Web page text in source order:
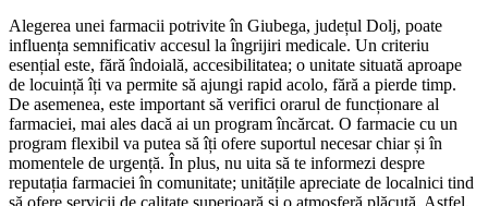
Alegerea unei farmacii potrivite în Giubega, județul Dolj, poate
influența semnificativ accesul la îngrijiri medicale. Un criteriu
esențial este, fără îndoială, accesibilitatea; o unitate situată aproape
de locuință îți va permite să ajungi rapid acolo, fără a pierde timp.
De asemenea, este important să verifici orarul de funcționare al
farmaciei, mai ales dacă ai un program încărcat. O farmacie cu un
program flexibil va putea să îți ofere suportul necesar chiar și în
momentele de urgență. În plus, nu uita să te informezi despre
reputația farmaciei în comunitate; unitățile apreciate de localnici tind
să ofere servicii de calitate superioară și o atmosferă plăcută. Astfel,